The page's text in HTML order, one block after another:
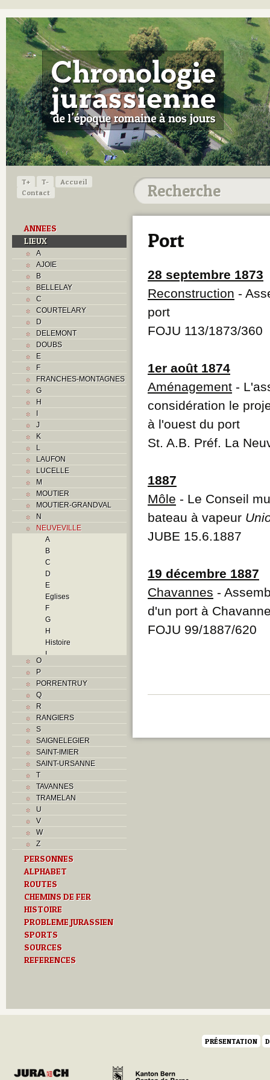
T+ T-
Accueil
Contact
ANNEES
LIEUX
A
AJOIE
B
BELLELAY
C
COURTELARY
D
DELEMONT
DOUBS
E
F
FRANCHES-MONTAGNES
G
H
I
J
K
L
LAUFON
LUCELLE
M
MOUTIER
MOUTIER-GRANDVAL
N
NEUVEVILLE
A
B
C
D
E
Eglises
F
G
H
Histoire
I
M
O
Problème jurassien
R
S
T
Textes
O
P
PORRENTRUY
Q
R
RANGIERS
S
SAIGNELEGIER
SAINT-IMIER
SAINT-URSANNE
T
TAVANNES
TRAMELAN
U
V
W
Z
PERSONNES
ALPHABET
ROUTES
CHEMINS DE FER
HISTOIRE
PROBLEME JURASSIEN
SPORTS
SOURCES
REFERENCES
Port
28 septembre 1873
Reconstruction -
port
FOJU 113/1873/360
1er août 1874
Aménagement -
considération le
à l'ouest du port
St. A.B. Préf. La
1887
Môle - Le Conseil
bateau à vapeur
JUBE 15.6.1887
19 décembre 1887
Chavannes -
d'un port à
FOJU 99/1887/620
PRÉSENTATION